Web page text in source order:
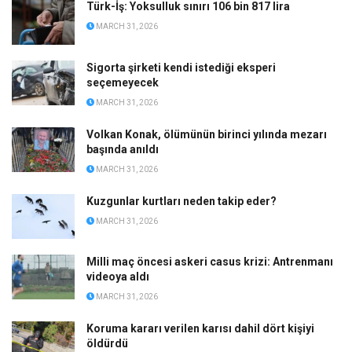
Türk-İş: Yoksulluk sınırı 106 bin 817 lira
MARCH 31, 2026
Sigorta şirketi kendi istediği eksperi
seçemeyecek
MARCH 31, 2026
Volkan Konak, ölümünün birinci yılında mezarı
başında anıldı
MARCH 31, 2026
Kuzgunlar kurtları neden takip eder?
MARCH 31, 2026
Milli maç öncesi askeri casus krizi: Antrenmanı
videoya aldı
MARCH 31, 2026
Koruma kararı verilen karısı dahil dört kişiyi
öldürdü